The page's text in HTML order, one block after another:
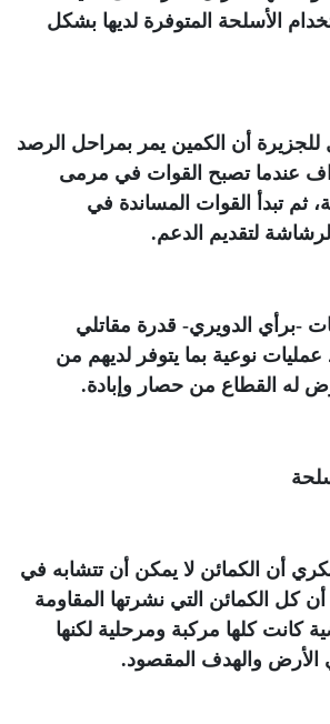
الأسلحة المتوفرة لديها بشكل
أن الكمين يمر بمراحل الرصد
عندما تصبح القوات في مرمى
ثم تبدأ القوات المساندة في
لتقديم الدعم.
-برأي الدويري- قدرة مقاتلي
عمليات نوعية بما يتوفر لديهم من
له القطاع من حصار وإبادة.
أن الكمائن لا يمكن أن تتشابه في
أن كل الكمائن التي نشرتها المقاومة
كانت كلها مركبة ومرحلية لكنها
الأرض والهدف المقصود.